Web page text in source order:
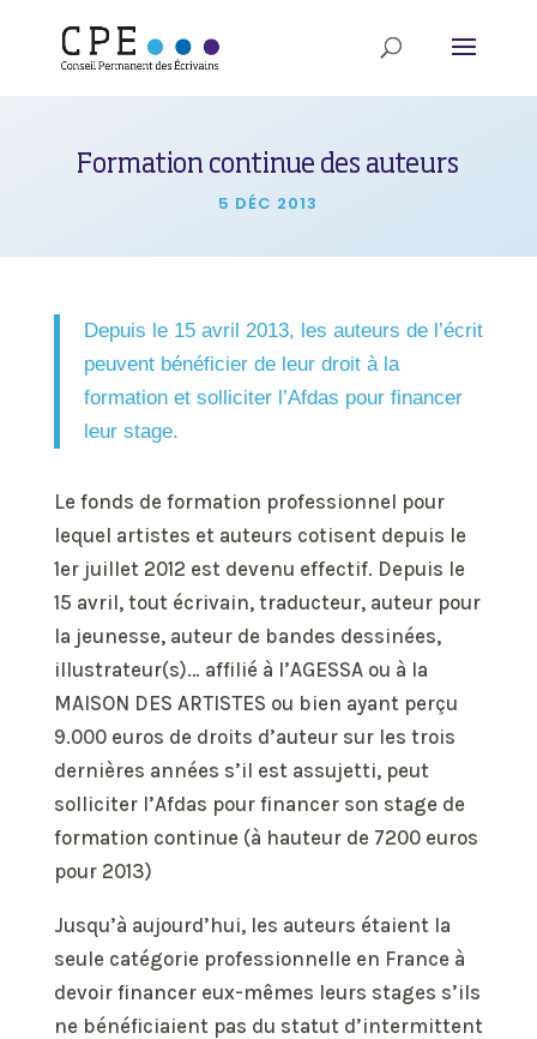
Formation continue des auteurs
5 DÉC 2013
Depuis le 15 avril 2013, les auteurs de l’écrit
peuvent bénéficier de leur droit à la
formation et solliciter l’Afdas pour financer
leur stage.
Le fonds de formation professionnel pour
lequel artistes et auteurs cotisent depuis le
1er juillet 2012 est devenu effectif. Depuis le
15 avril, tout écrivain, traducteur, auteur pour
la jeunesse, auteur de bandes dessinées,
illustrateur(s)… affilié à l’AGESSA ou à la
MAISON DES ARTISTES ou bien ayant perçu
9.000 euros de droits d’auteur sur les trois
dernières années s’il est assujetti, peut
solliciter l’Afdas pour financer son stage de
formation continue (à hauteur de 7200 euros
pour 2013)
Jusqu’à aujourd’hui, les auteurs étaient la
seule catégorie professionnelle en France à
devoir financer eux-mêmes leurs stages s’ils
ne bénéficiaient pas du statut d’intermittent